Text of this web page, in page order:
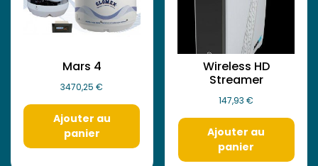
Mars 4
3470,25€
Ajouter au
panier
Wireless HD
Streamer
147,93€
Ajouter au
panier